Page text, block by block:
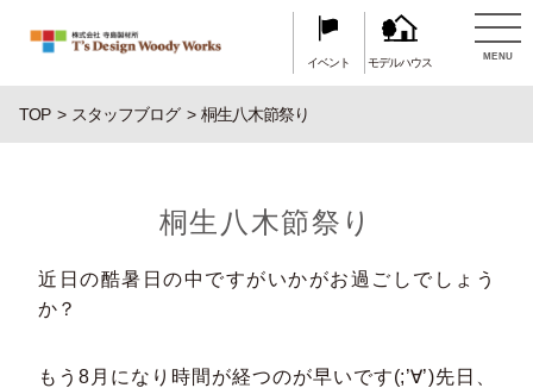
イベント モデルハウス MENU
TOP スタッフブログ 桐生八木節祭り
桐生八木節祭り
近日の酷暑日の中ですがいかがお過ごしでしょう
か？
もう8月になり時間が経つのが早いです(;’∀’)先日、